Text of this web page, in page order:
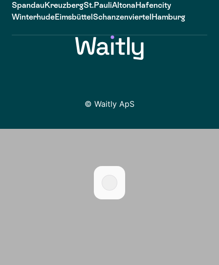
SpandauKreuzbergSt.PauliAltonaHafencity
WinterhudeEimsbüttelSchanzenviertelHamburg
© Waitly ApS